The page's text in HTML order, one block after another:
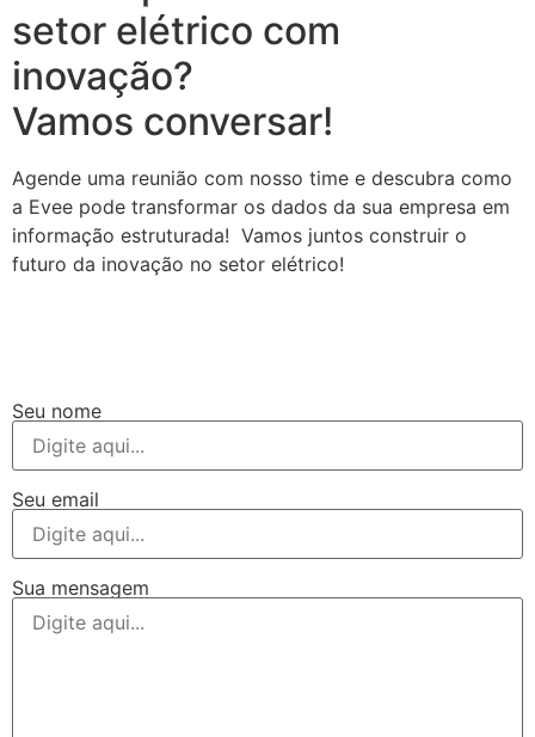
setor elétrico com
inovação?
Vamos conversar!
Agende uma reunião com nosso time e descubra como
a Evee pode transformar os dados da sua empresa em
informação estruturada! Vamos juntos construir o
futuro da inovação no setor elétrico!
Seu nome
Seu email
Sua mensagem